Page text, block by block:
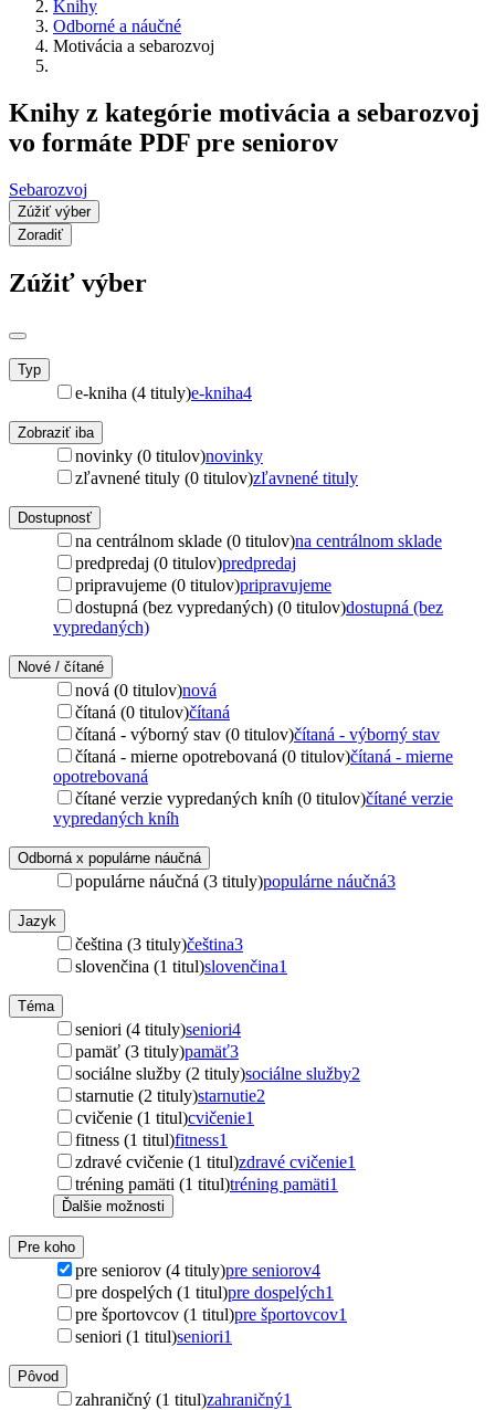
Knihy
Odborné a náučné
Motivácia a sebarozvoj
Knihy z kategórie motivácia a sebarozvoj
vo formáte PDF pre seniorov
Sebarozvoj
Zúžiť výber
Zoradiť
Zúžiť výber
Typ
e-kniha (4 tituly)e-kniha4
Zobraziť iba
novinky (0 titulov)novinky
zľavnené tituly (0 titulov)zľavnené tituly
Dostupnosť
na centrálnom sklade (0 titulov)na centrálnom sklade
predpredaj (0 titulov)predpredaj
pripravujeme (0 titulov)pripravujeme
dostupná (bez vypredaných) (0 titulov)dostupná (bez
vypredaných)
Nové / čítané
nová (0 titulov)nová
čítaná (0 titulov)čítaná
čítaná - výborný stav (0 titulov)čítaná - výborný stav
čítaná - mierne opotrebovaná (0 titulov)čítaná - mierne
opotrebovaná
čítané verzie vypredaných kníh (0 titulov)čítané verzie
vypredaných kníh
Odborná x populárne náučná
populárne náučná (3 tituly)populárne náučná3
Jazyk
čeština (3 tituly)čeština3
slovenčina (1 titul)slovenčina1
Téma
seniori (4 tituly)seniori4
pamäť (3 tituly)pamäť3
sociálne služby (2 tituly)sociálne služby2
starnutie (2 tituly)starnutie2
cvičenie (1 titul)cvičenie1
fitness (1 titul)fitness1
zdravé cvičenie (1 titul)zdravé cvičenie1
tréning pamäti (1 titul)tréning pamäti1
Ďalšie možnosti
Pre koho
pre seniorov (4 tituly)pre seniorov4
pre dospelých (1 titul)pre dospelých1
pre športovcov (1 titul)pre športovcov1
seniori (1 titul)seniori1
Pôvod
zahraničný (1 titul)zahraničný1